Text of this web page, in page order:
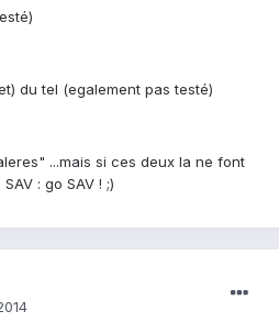
du tel (egalement pas testé)
...mais si ces deux la ne font
: go SAV ! ;)